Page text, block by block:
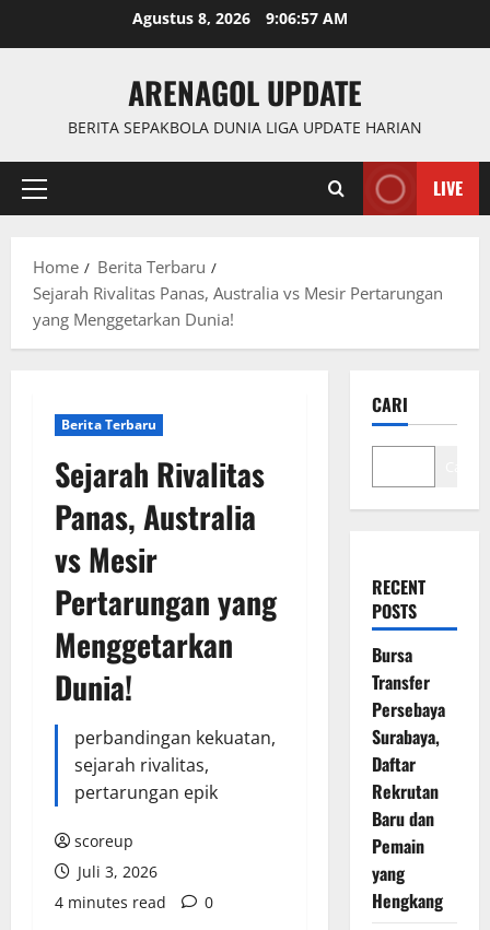
Agustus 8, 2026 9:06:58 AM
ARENAGOL UPDATE
BERITA SEPAKBOLA DUNIA LIGA UPDATE HARIAN
Primary
LIVE
Home
Berita Terbaru
Sejarah Rivalitas Panas, Australia vs Mesir Pertarungan
yang Menggetarkan Dunia!
Berita Terbaru
Sejarah Rivalitas
Panas, Australia
vs Mesir
Pertarungan yang
Menggetarkan
Dunia!
perbandingan kekuatan,
sejarah rivalitas,
pertarungan epik
scoreup
Juli 3, 2026
4 minutes read
0
CARI
RECENT
POSTS
Bursa
Transfer
Persebaya
Surabaya,
Daftar
Rekrutan
Baru dan
Pemain
yang
Hengkang